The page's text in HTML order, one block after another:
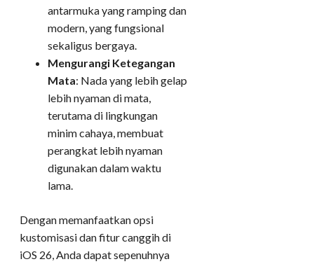
antarmuka yang ramping dan
modern, yang fungsional
sekaligus bergaya.
Mengurangi Ketegangan
Mata: Nada yang lebih gelap
lebih nyaman di mata,
terutama di lingkungan
minim cahaya, membuat
perangkat lebih nyaman
digunakan dalam waktu
lama.
Dengan memanfaatkan opsi
kustomisasi dan fitur canggih di
iOS 26, Anda dapat sepenuhnya